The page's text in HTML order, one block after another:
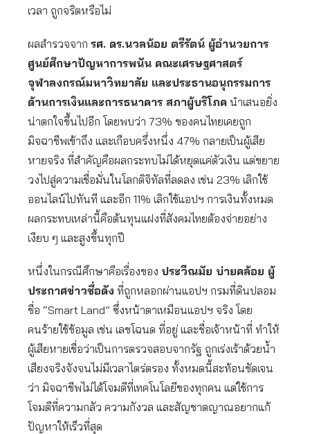
เวลา ถูกจริตหรือไม่
ผลสำรวจจาก รศ. ดร.นวลน้อย ตรีรัตน์ ผู้อำนวยการ
ศูนย์ศึกษาปัญหาการพนัน คณะเศรษฐศาสตร์
จุฬาลงกรณ์มหาวิทยาลัย และประธานอนุกรรมการ
ด้านการเงินและการธนาคาร สภาผู้บริโภค นำเสนอยิ่ง
น่าตกใจขึ้นไปอีก โดยพบว่า 73% ของคนไทยเคยถูก
มิจฉาชีพเข้าถึง และเกือบครึ่งหนึ่ง 47% กลายเป็นผู้เสีย
หายจริง ที่สำคัญคือผลกระทบไม่ได้หยุดแค่ตัวเงิน แต่ขยาย
วงไปสู่ความเชื่อมั่นในโลกดิจิทัลที่ลดลง เช่น 23% เลิกใช้
ออนไลน์ไปทันที และอีก 11% เลิกใช้แอปฯ การเงินทั้งหมด
ผลกระทบเหล่านี้คือต้นทุนแฝงที่สังคมไทยต้องจ่ายอย่าง
เงียบ ๆ และสูงขึ้นทุกปี
หนึ่งในกรณีศึกษาคือเรื่องของ ประวีณมัย บ่ายคล้อย ผู้
ประกาศข่าวชื่อดัง ที่ถูกหลอกผ่านแอปฯ กรมที่ดินปลอม
ชื่อ “Smart Land” ซึ่งหน้าตาเหมือนแอปฯ จริง โดย
คนร้ายใช้ข้อมูล เช่น เลขโฉนด ที่อยู่ และชื่อเจ้าหน้าที่ ทำให้
ผู้เสียหายเชื่อว่าเป็นการตรวจสอบจากรัฐ ถูกเร่งเร้าด้วยน้ำ
เสียงจริงจังจนไม่มีเวลาไตร่ตรอง ทั้งหมดนี้สะท้อนชัดเจน
ว่า มิจฉาชีพไม่ได้โจมตีที่เทคโนโลยีของทุกคน แต่ใช้การ
โจมตีที่ความกลัว ความกังวล และสัญชาตญาณอยากแก้
ปัญหาให้เร็วที่สุด